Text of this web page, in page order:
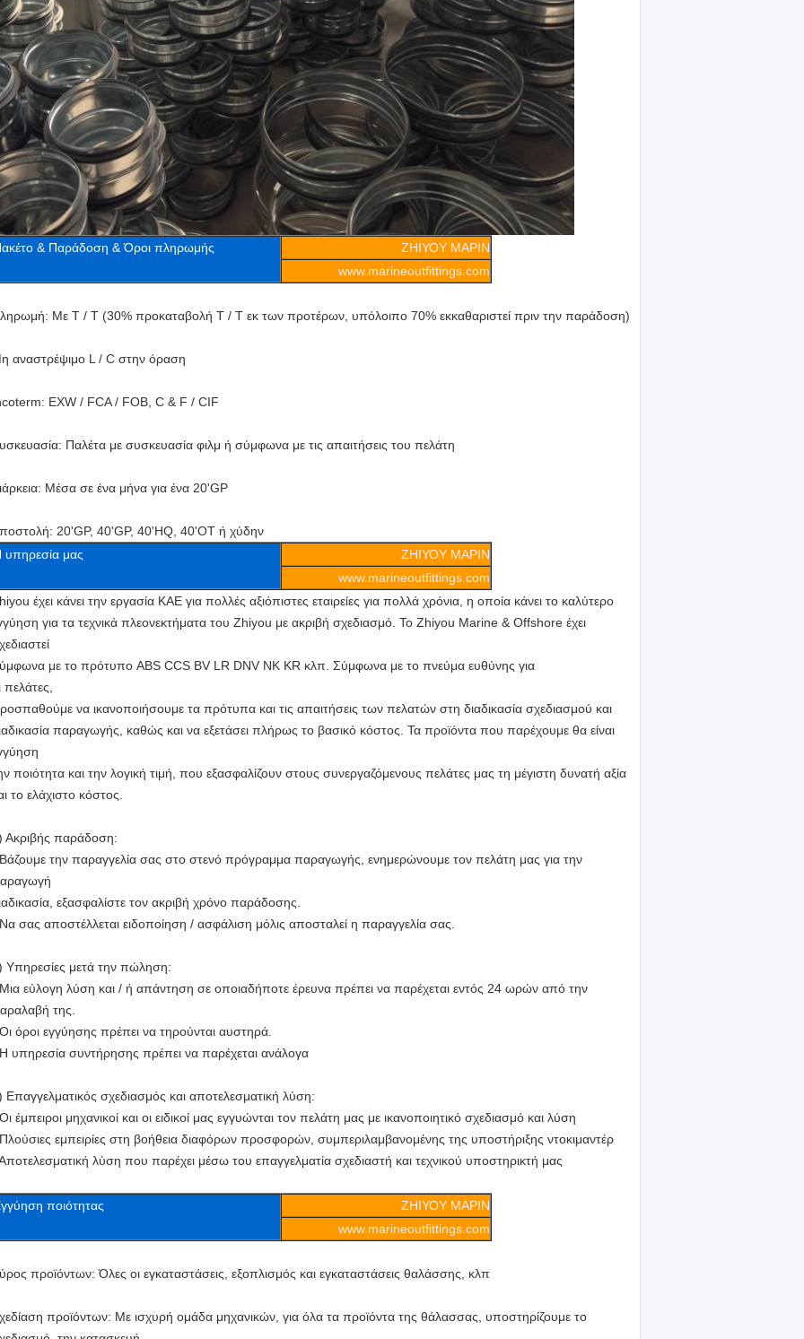
& Παράδοση & Όροι πληρωμής
ΖΗΙΥΟΥ ΜΑΡΙΝ
www.marineoutfittings.com
Με T / T (30% προκαταβολή T / T εκ των προτέρων, υπόλοιπο 70% εκκαθαριστεί πριν την παράδοση)
αναστρέψιμο L / C στην όραση
EXW / FCA / FOB, C & F / CIF
Παλέτα με συσκευασία φιλμ ή σύμφωνα με τις απαιτήσεις του πελάτη
Μέσα σε ένα μήνα για ένα 20'GP
20'GP, 40'GP, 40'HQ, 40'OT ή χύδην
υπηρεσία μας
ΖΗΙΥΟΥ ΜΑΡΙΝ
www.marineoutfittings.com
έχει κάνει την εργασία ΚΑΕ για πολλές αξιόπιστες εταιρείες για πολλά χρόνια, η οποία κάνει το καλύτερο
για τα τεχνικά πλεονεκτήματα του Zhiyou με ακριβή σχεδιασμό. Το Zhiyou Marine & Offshore έχει
με το πρότυπο ABS CCS BV LR DNV NK KR κλπ. Σύμφωνα με το πνεύμα ευθύνης για
πελάτες,
να ικανοποιήσουμε τα πρότυπα και τις απαιτήσεις των πελατών στη διαδικασία σχεδιασμού και
παραγωγής, καθώς και να εξετάσει πλήρως το βασικό κόστος. Τα προϊόντα που παρέχουμε θα είναι
ποιότητα και την λογική τιμή, που εξασφαλίζουν στους συνεργαζόμενους πελάτες μας τη μέγιστη δυνατή αξία
το ελάχιστο κόστος.
Ακριβής παράδοση:
την παραγγελία σας στο στενό πρόγραμμα παραγωγής, ενημερώνουμε τον πελάτη μας για την
εξασφαλίστε τον ακριβή χρόνο παράδοσης.
σας αποστέλλεται ειδοποίηση / ασφάλιση μόλις αποσταλεί η παραγγελία σας.
Υπηρεσίες μετά την πώληση:
εύλογη λύση και / ή απάντηση σε οποιαδήποτε έρευνα πρέπει να παρέχεται εντός 24 ωρών από την
της.
όροι εγγύησης πρέπει να τηρούνται αυστηρά.
υπηρεσία συντήρησης πρέπει να παρέχεται ανάλογα
Επαγγελματικός σχεδιασμός και αποτελεσματική λύση:
έμπειροι μηχανικοί και οι ειδικοί μας εγγυώνται τον πελάτη μας με ικανοποιητικό σχεδιασμό και λύση
εμπειρίες στη βοήθεια διαφόρων προσφορών, συμπεριλαμβανομένης της υποστήριξης ντοκιμαντέρ
λύση που παρέχει μέσω του επαγγελματία σχεδιαστή και τεχνικού υποστηρικτή μας
ποιότητας
ΖΗΙΥΟΥ ΜΑΡΙΝ
www.marineoutfittings.com
προϊόντων: Όλες οι εγκαταστάσεις, εξοπλισμός και εγκαταστάσεις θαλάσσης, κλπ
προϊόντων: Με ισχυρή ομάδα μηχανικών, για όλα τα προϊόντα της θάλασσας, υποστηρίζουμε το